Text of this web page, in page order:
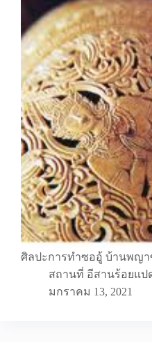
ศิลปะการทำซออู้ บ้านพญ
สถานที่ อีสานร้อยแป
มกราคม 13, 2021